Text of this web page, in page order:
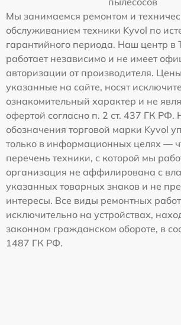
Мы занимаемся ремонтом и
обслуживанием техники Kyvol по
гарантийного периода. Наш центр в
работает независимо и не имеет
авторизации от производителя.
указанные на сайте, носят
ознакомительный характер и не
офертой согласно п. 2 ст. 437 ГК РФ.
обозначения торговой марки Kyvol
только в информационных целях —
перечень техники, с которой мы
организация не аффилирована с
указанных товарных знаков и не
интересы. Все виды ремонтных
исключительно на устройствах,
законном гражданском обороте, в
1487 ГК РФ.